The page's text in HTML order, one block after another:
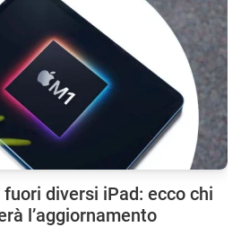
diversi iPad: ecco chi
l’aggiornamento